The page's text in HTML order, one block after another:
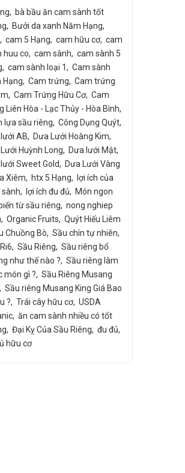
bà bầu ăn cam sành tốt
Bưởi da xanh Năm Hạng
cam 5 Hạng cam hữu cơ cam
huu co
cam sành
cam sành 5
cam sành loại 1
Cam sành
Hạng
Cam trứng
Cam trứng
Cam Trứng Hữu Cơ Cam
Liên Hòa - Lạc Thủy - Hòa Bình
lựa sầu riêng
Công Dụng Quýt
AB
Dưa Lưới Hoàng Kim
Huỳnh Long
Dưa lưới Mật
Sweet Gold
Dưa Lưới Vàng
Xiêm
htx 5 Hạng
lợi ích của
lợi ích đu đủ
Món ngon
từ sầu riêng
nong nghiep
Organic Fruits
Quýt Hiếu Liêm
Chuồng Bò
Sầu chín tự nhiên
Sầu Riêng
Sầu riêng bổ
như thế nào ?
Sầu riêng làm
món gì ?
Sầu Riêng Musang
Sầu riêng Musang King Giá Bao
?
Trái cây hữu cơ USDA
ăn cam sành nhiều có tốt
Đại Kỵ Của Sầu Riêng
đu đủ
hữu cơ